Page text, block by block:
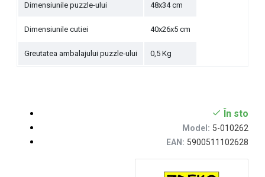
Dimensiunile puzzle-ului 48x34 cm
Dimensiunile cutiei 40x26x5 cm
Greutatea ambalajului puzzle-ului 0,5 Kg
În sto
Model: 5-010262
EAN: 5900511102628